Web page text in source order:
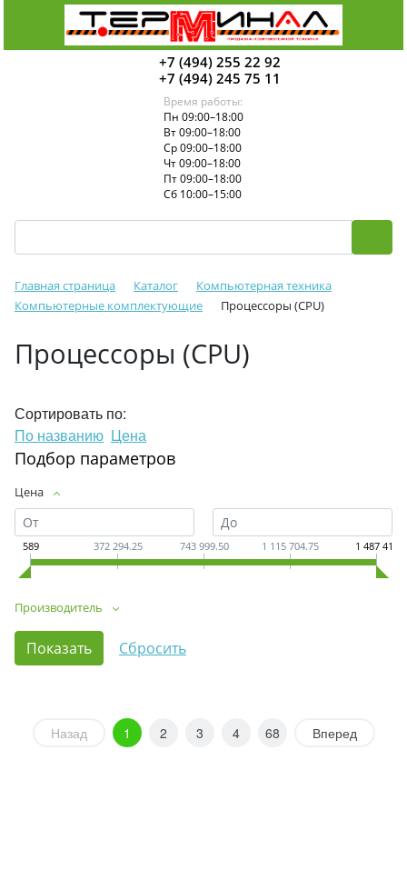
+7 (494) 255 22 92
+7 (494) 245 75 11
Время работы:
Пн 09:00–18:00
Вт 09:00–18:00
Ср 09:00–18:00
Чт 09:00–18:00
Пт 09:00–18:00
Сб 10:00–15:00
Главная страница Каталог
Компьютерная техника
Компьютерные комплектующие
Процессоры (CPU)
Процессоры (CPU)
Сортировать по:
По названию Цена
Подбор параметров
Цена
589 372 294.25 743 999.50 1 115 704.75 1 487 410
Производитель
Назад 1 2 3 4 68 Вперед